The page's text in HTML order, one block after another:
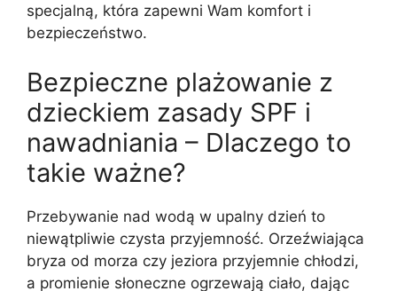
specjalną, która zapewni Wam komfort i
bezpieczeństwo.
Bezpieczne plażowanie z
dzieckiem zasady SPF i
nawadniania – Dlaczego to
takie ważne?
Przebywanie nad wodą w upalny dzień to
niewątpliwie czysta przyjemność. Orzeźwiająca
bryza od morza czy jeziora przyjemnie chłodzi,
a promienie słoneczne ogrzewają ciało, dając